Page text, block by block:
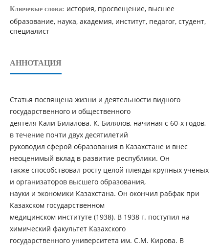
Ключевые слова: история, просвещение, высшее
образование, наука, академия, институт, педагог, студент,
специалист
АННОТАЦИЯ
Статья посвящена жизни и деятельности видного
государственного и общественного
деятеля Кали Билалова. К. Билялов, начиная с 60-х годов,
в течение почти двух десятилетий
руководил сферой образования в Казахстане и внес
неоценимый вклад в развитие республики. Он
также способствовал росту целой плеяды крупных ученых
и организаторов высшего образования,
науки и экономики Казахстана. Он окончил рабфак при
Казахском государственном
медицинском институте (1938). В 1938 г. поступил на
химический факультет Казахского
государственного университета им. С.М. Кирова. В